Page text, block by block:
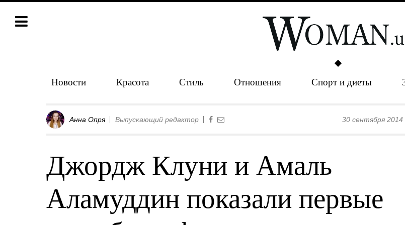
Новости Красота Стиль Отношения Спорт и диеты
Анна Опря Выпускающий редактор 30 сентября 2014
Джордж Клуни и Амаль
Аламуддин показали первые